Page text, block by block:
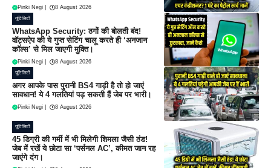
Pinki Negi 8 August 2026
यूटिलिटी
WhatsApp Security: ठगों की बोलती बंद!
वॉट्सऐप की ये गुप्त सेटिंग चालू करते ही ‘अनजान
कॉल्स’ से मिल जाएगी मुक्ति।
Pinki Negi 8 August 2026
यूटिलिटी
अगर आपके पास पुरानी BS4 गाड़ी है तो हो जाएं
सावधान! ये 4 गलतियां पड़ सकती हैं जेब पर भारी।
Pinki Negi 8 August 2026
यूटिलिटी
45 डिग्री की गर्मी में भी मिलेगी शिमला जैसी ठंड!
जेब में रखें ये छोटा सा ‘पर्सनल AC’, कीमत जान रह
जाएंगे दंग।